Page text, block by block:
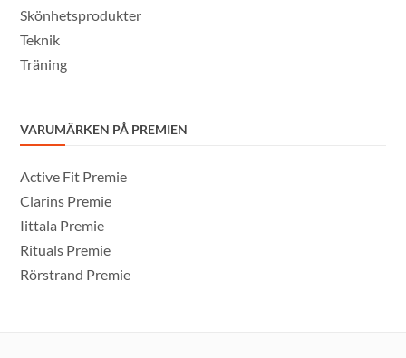
Skönhetsprodukter
Teknik
Träning
VARUMÄRKEN PÅ PREMIEN
Active Fit Premie
Clarins Premie
Iittala Premie
Rituals Premie
Rörstrand Premie